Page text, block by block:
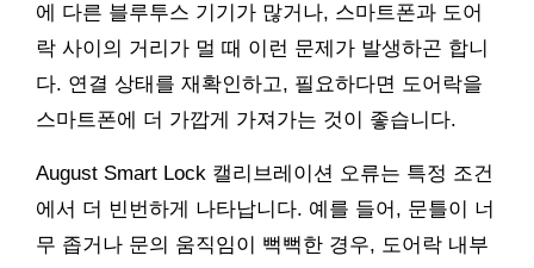
에 다른 블루투스 기기가 많거나, 스마트폰과 도어
락 사이의 거리가 멀 때 이런 문제가 발생하곤 합니
다. 연결 상태를 재확인하고, 필요하다면 도어락을
스마트폰에 더 가깝게 가져가는 것이 좋습니다.
August Smart Lock 캘리브레이션 오류는 특정 조건
에서 더 빈번하게 나타납니다. 예를 들어, 문틀이 너
무 좁거나 문의 움직임이 뻑뻑한 경우, 도어락 내부